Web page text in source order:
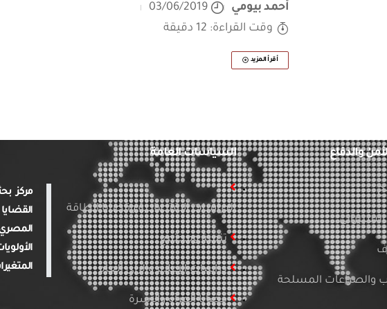
أحمد بيومي
03/06/2019
وقت القراءة: 12 دقيقة
أقرأ المزيد
والدفاع
السيبراني
والصراعات المسلحة
السياسات العامة
الدراسات الاقتصادية وقضايا الطاقة
تنمية ومجتمع
دراسات الإعلام والرأي العام
قضايا المرأة والأسرة